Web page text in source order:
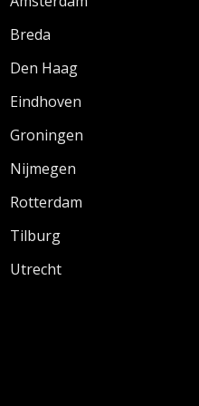
Breda
Den Haag
Eindhoven
Groningen
Nijmegen
Rotterdam
Tilburg
Utrecht